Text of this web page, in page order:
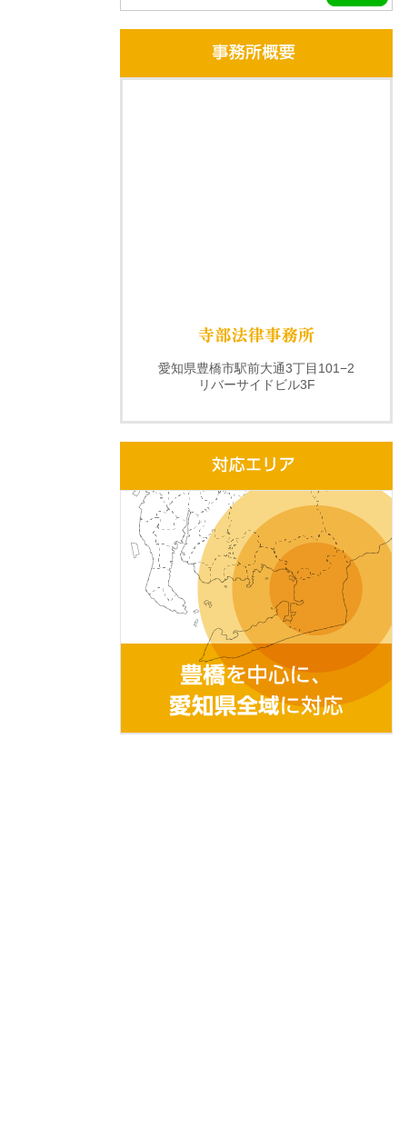
愛知県豊橋市駅前大通3丁目101−2
リバーサイドビル3F